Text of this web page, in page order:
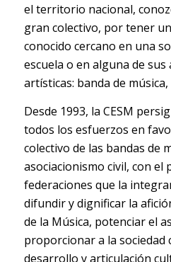
el territorio nacional,
gran colectivo, por tener
conocido cercano en una
escuela o en alguna de
artísticas: banda de
Desde 1993, la CESM
todos los esfuerzos en
colectivo de las bandas de
asociacionismo civil, con
federaciones que la
difundir y dignificar la
de la Música, potenciar el
proporcionar a la sociedad
desarrollo y articulación